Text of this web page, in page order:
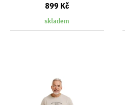
899 Kč
skladem